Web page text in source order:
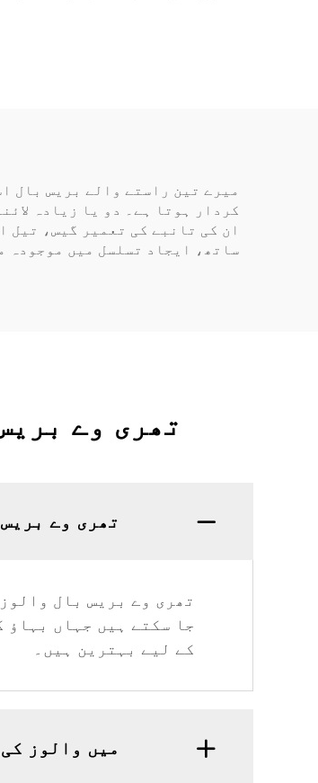
میرے تین راستے والے بریس بال
کردار ہوتا ہے۔ دو یا زیادہ
ان کی تانبے کی تعمیر گیس، تیل
ساتھ، ایجاد تسلسل میں موجودہ
تھری وے
تھری وے
جا سکتے ہیں جہاں بہاؤ
کے لیے بہترین ہیں۔
میں والوز